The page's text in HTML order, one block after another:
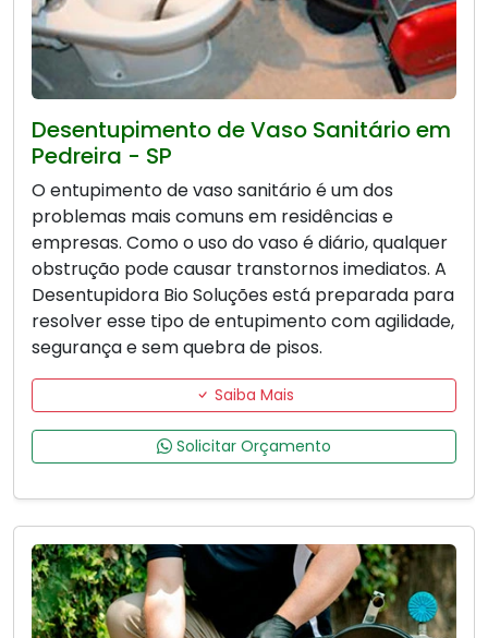
Desentupimento de Vaso Sanitário em
Pedreira - SP
O entupimento de vaso sanitário é um dos
problemas mais comuns em residências e
empresas. Como o uso do vaso é diário, qualquer
obstrução pode causar transtornos imediatos. A
Desentupidora Bio Soluções está preparada para
resolver esse tipo de entupimento com agilidade,
segurança e sem quebra de pisos.
Saiba Mais
Solicitar Orçamento